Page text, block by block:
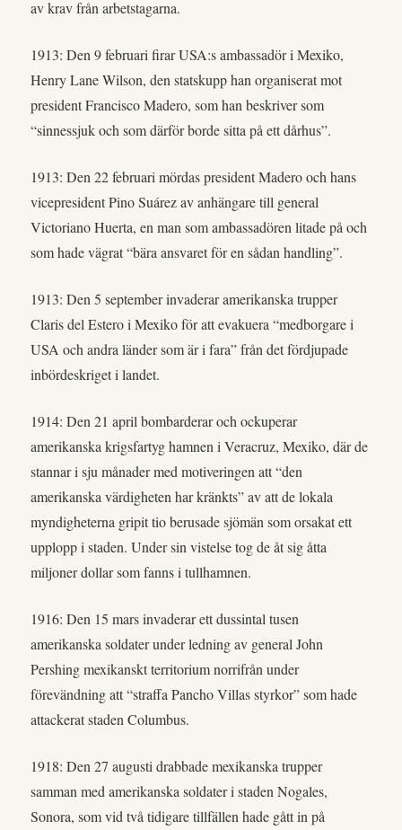
av krav från arbetstagarna.
1913: Den 9 februari firar USA:s ambassadör i Mexiko,
Henry Lane Wilson, den statskupp han organiserat mot
president Francisco Madero, som han beskriver som
“sinnessjuk och som därför borde sitta på ett dårhus”.
1913: Den 22 februari mördas president Madero och hans
vicepresident Pino Suárez av anhängare till general
Victoriano Huerta, en man som ambassadören litade på och
som hade vägrat “bära ansvaret för en sådan handling”.
1913: Den 5 september invaderar amerikanska trupper
Claris del Estero i Mexiko för att evakuera “medborgare i
USA och andra länder som är i fara” från det fördjupade
inbördeskriget i landet.
1914: Den 21 april bombarderar och ockuperar
amerikanska krigsfartyg hamnen i Veracruz, Mexiko, där de
stannar i sju månader med motiveringen att “den
amerikanska värdigheten har kränkts” av att de lokala
myndigheterna gripit tio berusade sjömän som orsakat ett
upplopp i staden. Under sin vistelse tog de åt sig åtta
miljoner dollar som fanns i tullhamnen.
1916: Den 15 mars invaderar ett dussintal tusen
amerikanska soldater under ledning av general John
Pershing mexikanskt territorium norrifrån under
förevändning att “straffa Pancho Villas styrkor” som hade
attackerat staden Columbus.
1918: Den 27 augusti drabbade mexikanska trupper
samman med amerikanska soldater i staden Nogales,
Sonora, som vid två tidigare tillfällen hade gått in på